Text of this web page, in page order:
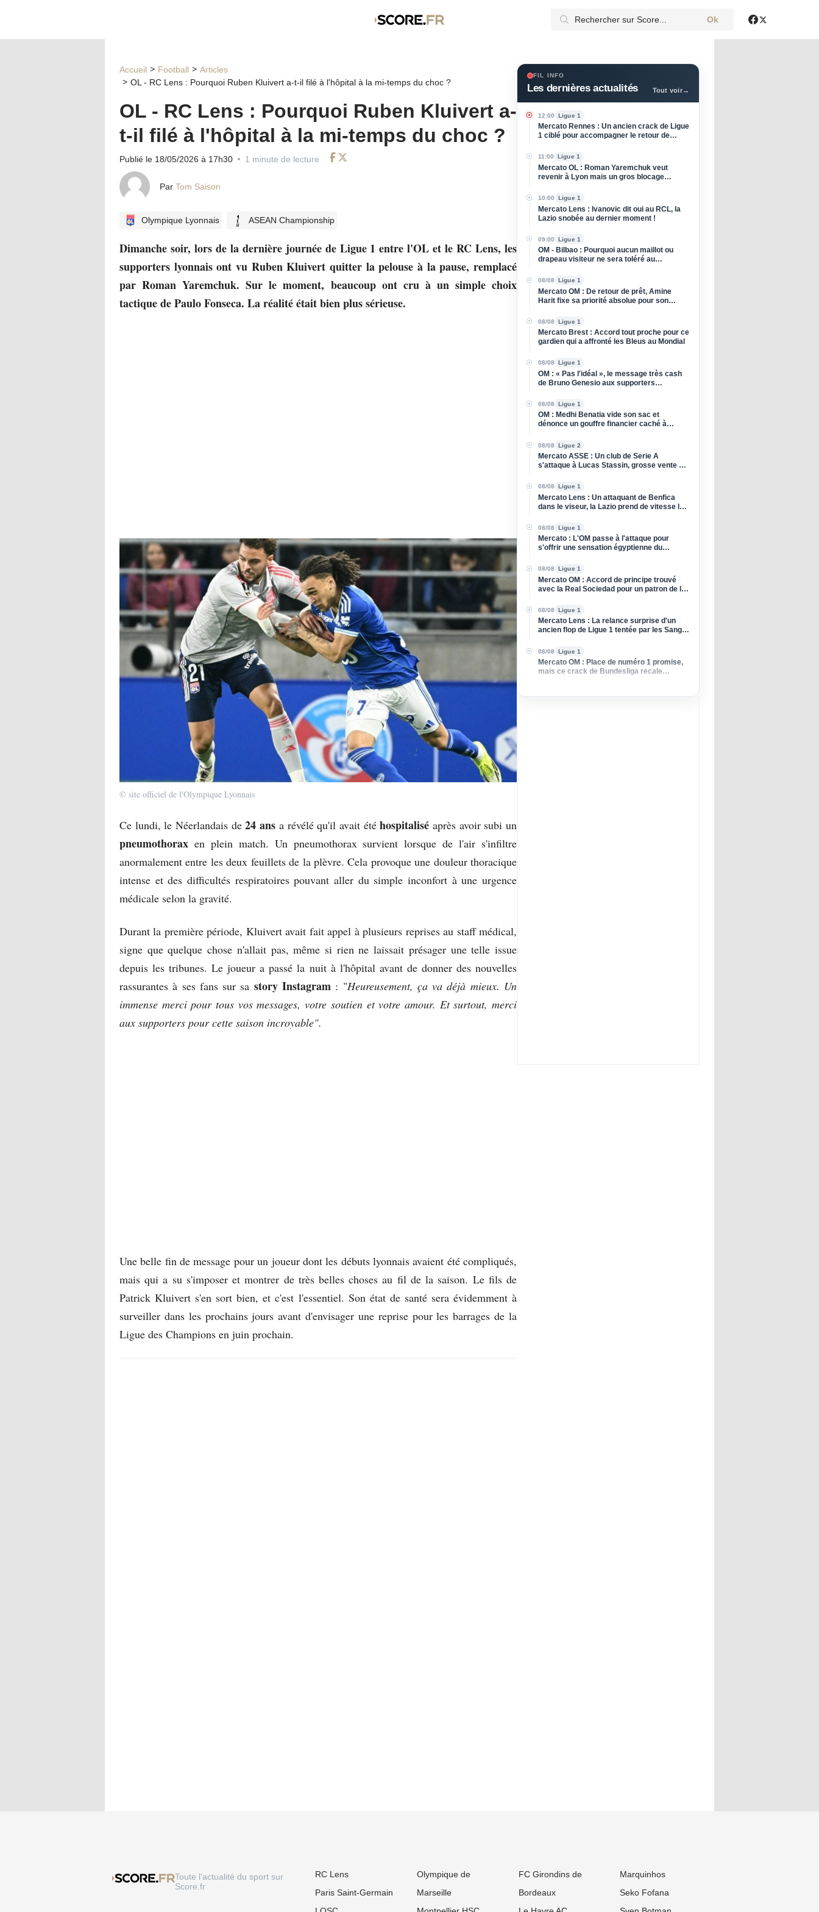
Ok
Accueil Football
Articles
OL - RC Lens : Pourquoi Ruben Kluivert a-t-il filé à l'hôpital à la mi-temps du choc ?
OL - RC Lens : Pourquoi Ruben Kluivert a-
t-il filé à l'hôpital à la mi-temps du choc ?
Publié le 18/05/2026 à 17h30
1 minute de lecture
Par Tom Saison
Olympique Lyonnais ASEAN Championship
Dimanche soir, lors de la dernière journée de Ligue 1 entre l'OL et le RC Lens, les
supporters lyonnais ont vu Ruben Kluivert quitter la pelouse à la pause, remplacé
par Roman Yaremchuk. Sur le moment, beaucoup ont cru à un simple choix
tactique de Paulo Fonseca. La réalité était bien plus sérieuse.
© site officiel de l'Olympique Lyonnais
Ce lundi, le Néerlandais de24 ans a révélé qu'il avait étéhospitalisé après avoir subi un
pneumothorax en plein match. Un pneumothorax survient lorsque de l'air s'infiltre
anormalement entre les deux feuillets de la plèvre. Cela provoque une douleur thoracique
intense et des difficultés respiratoires pouvant aller du simple inconfort à une urgence
médicale selon la gravité.
Durant la première période, Kluivert avait fait appel à plusieurs reprises au staff médical,
signe que quelque chose n'allait pas, même si rien ne laissait présager une telle issue
depuis les tribunes. Le joueur a passé la nuit à l'hôpital avant de donner des nouvelles
rassurantes à ses fans sur sa story Instagram : "Heureusement, ça va déjà mieux. Un
immense merci pour tous vos messages, votre soutien et votre amour. Et surtout, merci
aux supporters pour cette saison incroyable".
Une belle fin de message pour un joueur dont les débuts lyonnais avaient été compliqués,
mais qui a su s'imposer et montrer de très belles choses au fil de la saison. Le fils de
Patrick Kluivert s'en sort bien, et c'est l'essentiel. Son état de santé sera évidemment à
surveiller dans les prochains jours avant d'envisager une reprise pour les barrages de la
Ligue des Champions en juin prochain.
FIL INFO
Les dernières actualités Tout voir→
12:00 Ligue 1
Mercato Rennes : Un ancien crack de Ligue
1 ciblé pour accompagner le retour de
11:00 Ligue 1
Mercato OL : Roman Yaremchuk veut
revenir à Lyon mais un gros blocage
10:00 Ligue 1
Mercato Lens : Ivanovic dit oui au RCL, la
Lazio snobée au dernier moment !
09:00 Ligue 1
OM - Bilbao : Pourquoi aucun maillot ou
drapeau visiteur ne sera toléré au
08/08 Ligue 1
Mercato OM : De retour de prêt, Amine
Harit fixe sa priorité absolue pour son
08/08 Ligue 1
Mercato Brest : Accord tout proche pour ce
gardien qui a affronté les Bleus au Mondial
08/08 Ligue 1
OM : « Pas l'idéal », le message très cash
de Bruno Genesio aux supporters
08/08 Ligue 1
OM : Medhi Benatia vide son sac et
dénonce un gouffre financier caché à
08/08 Ligue 2
Mercato ASSE : Un club de Serie A
s'attaque à Lucas Stassin, grosse vente en
08/08 Ligue 1
Mercato Lens : Un attaquant de Benfica
dans le viseur, la Lazio prend de vitesse les
08/08 Ligue 1
Mercato : L'OM passe à l'attaque pour
s'offrir une sensation égyptienne du
08/08 Ligue 1
Mercato OM : Accord de principe trouvé
avec la Real Sociedad pour un patron de la
08/08 Ligue 1
Mercato Lens : La relance surprise d'un
ancien flop de Ligue 1 tentée par les Sang
08/08 Ligue 1
Mercato OM : Place de numéro 1 promise,
mais ce crack de Bundesliga recale
Toute l'actualité du sport sur
Score.fr
RC Lens
Paris Saint-Germain
Olympique de
Marseille
FC Girondins de
Bordeaux
Marquinhos
Seko Fofana